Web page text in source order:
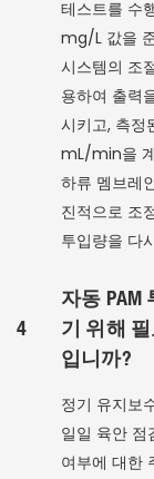
테스트를 수
mg/L 값을
시스템의 조
용하여 출력
시키고, 측정
mL/min을
하류 멤브레
진적으로 조
투입량을 다
4
자동
기 위해
입니까?
정기 유지보
일일 육안 점
여부에 대한